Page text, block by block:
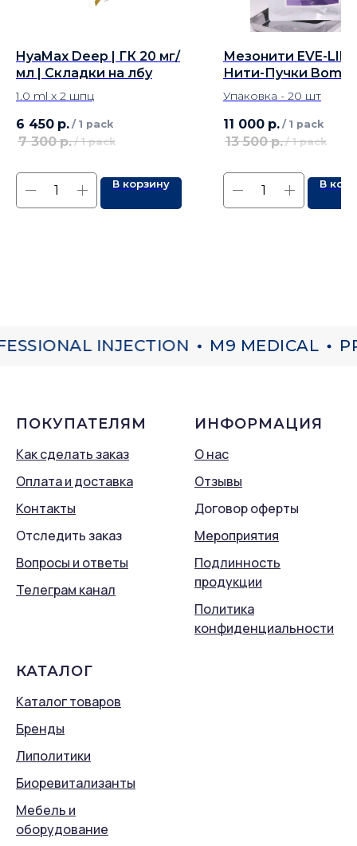
HyaMax Deep | ГК 20 мг/
мл | Складки на лбу
1.0 ml x 2 шпц
6 450 р. / 1 pack
7 300 р. / 1 pack
В корзину
Мезонити EVE-
Нити-Пучки Bomb
38|50 L
Упаковка - 20 шт
11 000 р. / 1 pack
13 500 р. / 1 pack
В
INJECTION M9 MEDICAL
ПОКУПАТЕЛЯМ
Как сделать заказ
Оплата и доставка
Контакты
Отследить заказ
Вопросы и ответы
Телеграм канал
ИНФОРМАЦИЯ
О нас
Отзывы
Договор оферты
Мероприятия
Подлинность
продукции
Политика
конфиденциальности
КАТАЛОГ
Каталог товаров
Бренды
Липолитики
Биоревитализанты
Мебель и
оборудование